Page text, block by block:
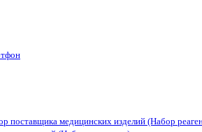
поставщика медицинских изделий (Набор